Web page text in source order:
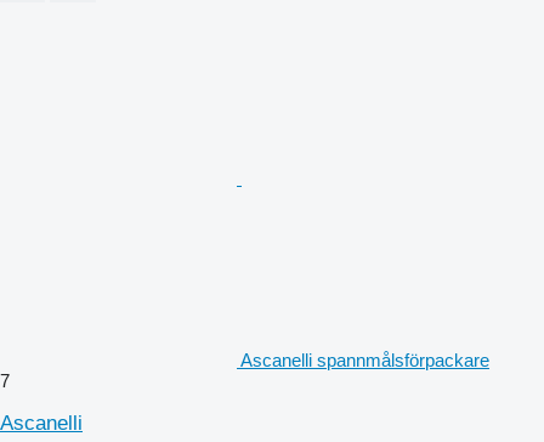
Ascanelli spannmålsförpackare
7
Ascanelli